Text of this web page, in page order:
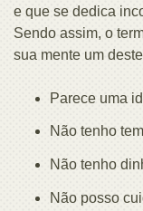
e que se dedica
Sendo assim, o
sua mente um
Parece uma
Não tenho
Não tenho
Não posso